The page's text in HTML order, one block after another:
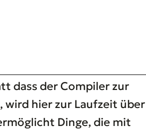
dass der Compiler zur
wird hier zur Laufzeit über
Dinge, die mit